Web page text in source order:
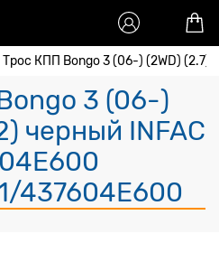
Трос КПП Bongo 3 (06-) (2WD) (2.7)
3 (06-)
черный INFAC
437604E600